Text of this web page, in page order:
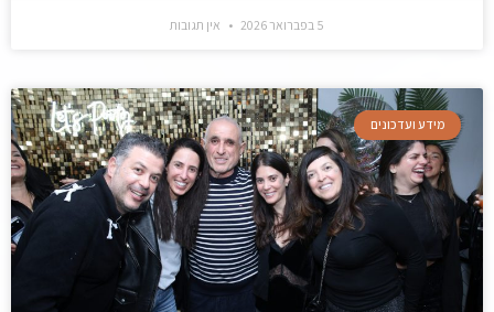
5 בפברואר 2026 אין תגובות
מידע ועדכונים